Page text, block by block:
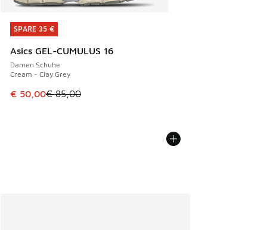
SPARE 35 €
Asics GEL-CUMULUS 16
Damen Schuhe
Cream - Clay Grey
Dieser Artikel ist im Sale. Der Preis ist von € 85,00 auf €
€ 50,00€ 85,00
SPARE 35 €